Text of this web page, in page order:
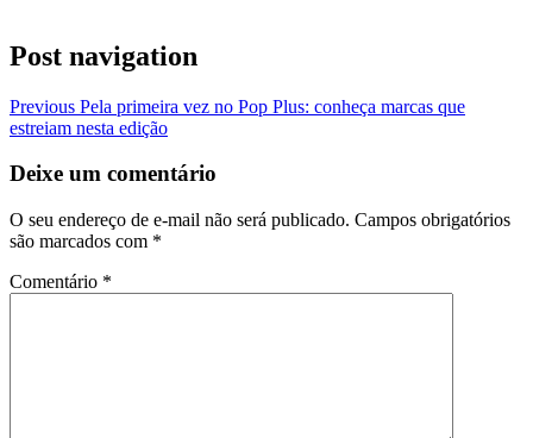
Post navigation
Previous Pela primeira vez no Pop Plus: conheça marcas que
estreiam nesta edição
Deixe um comentário
O seu endereço de e-mail não será publicado. Campos obrigatórios
são marcados com *
Comentário *